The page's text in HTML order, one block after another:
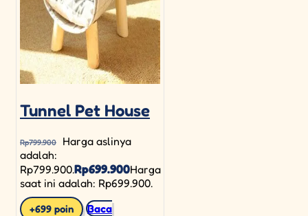
Tunnel Pet House
Rp799.900
Harga aslinya
adalah:
Rp799.900.Rp699.900Harga
saat ini adalah: Rp699.900.
+699 poin
Baca